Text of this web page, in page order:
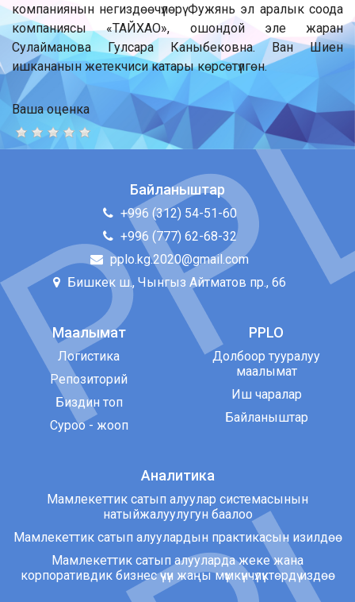
компаниянын негиздөөчүлөрү Фужянь эл аралык соода
компаниясы «ТАЙХАО», ошондой эле жаран
Сулайманова Гулсара Каныбековна. Ван Шиен
ишкананын жетекчиси катары көрсөтүлгөн.
Ваша оценка
Байланыштар
+996 (312) 54-51-60
+996 (777) 62-68-32
pplo.kg.2020@gmail.com
Бишкек ш., Чынгыз Айтматов пр., 66
Маалымат
Логистика
Репозиторий
Биздин топ
Суроо - жооп
PPLO
Долбоор тууралуу
маалымат
Иш чаралар
Байланыштар
Аналитика
Мамлекеттик сатып алуулар системасынын
натыйжалуулугун баалоо
Мамлекеттик сатып алуулардын практикасын изилдөө
Мамлекеттик сатып алууларда жеке жана
корпоративдик бизнес үчүн жаңы мүмкүнчүлүктөрдү издөө